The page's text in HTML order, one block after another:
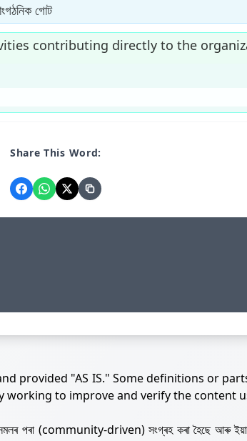
গোট
contributing directly to the
Share This Word:
provided "AS IS." Some definitions or
working to improve and verify the content
সমলৰ পৰা (community-driven) সংগ্ৰহ কৰা হৈছে আৰু